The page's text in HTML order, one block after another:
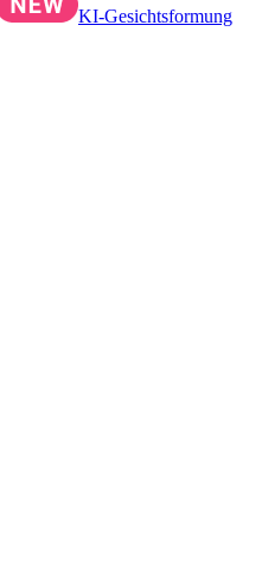
KI-Gesichtsformung